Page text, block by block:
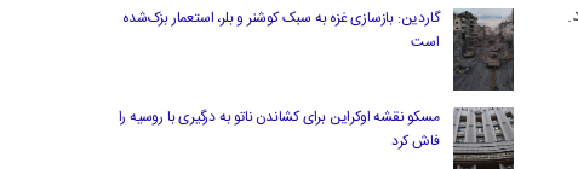
گاردین: بازسازی غزه به سبک کوشنر و بلر، استعمار بزک‌شده
است
مسکو نقشه اوکراین برای کشاندن ناتو به درگیری با روسیه را
فاش کرد